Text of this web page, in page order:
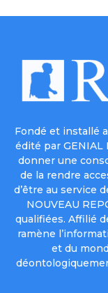
Fondé et installé
édité par GENIAL
donner une
de la rendre
d’être au service
NOUVEAU
qualifiées. Affilié
ramène
et du